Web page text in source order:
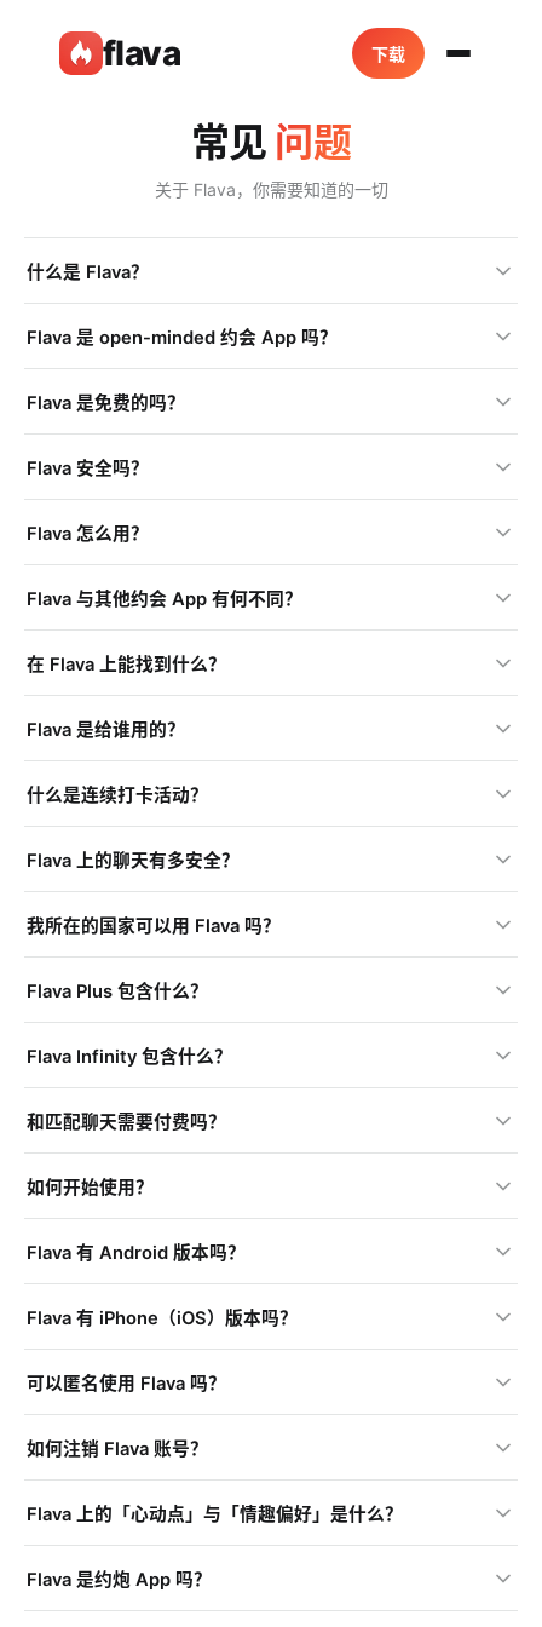
flava 下载
常见 问题
关于 Flava，你需要知道的一切
什么是 Flava？
Flava 是 open-minded 约会 App 吗？
Flava 是免费的吗？
Flava 安全吗？
Flava 怎么用？
Flava 与其他约会 App 有何不同？
在 Flava 上能找到什么？
Flava 是给谁用的？
什么是连续打卡活动？
Flava 上的聊天有多安全？
我所在的国家可以用 Flava 吗？
Flava Plus 包含什么？
Flava Infinity 包含什么？
和匹配聊天需要付费吗？
如何开始使用？
Flava 有 Android 版本吗？
Flava 有 iPhone（iOS）版本吗？
可以匿名使用 Flava 吗？
如何注销 Flava 账号？
Flava 上的「心动点」与「情趣偏好」是什么？
Flava 是约炮 App 吗？